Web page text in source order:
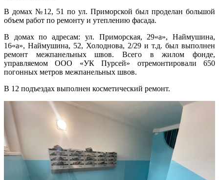
В домах №12, 51 по ул. Приморской был проделан большой
объем работ по ремонту и утеплению фасада.
В домах по адресам: ул. Приморская, 29«а», Наймушина,
16«а», Наймушина, 52, Холоднова, 2/29 и т.д. был выполнен
ремонт межпанельных швов. Всего в жилом фонде,
управляемом ООО «УК Пурсей» отремонтировали 650
погонных метров межпанельных швов.
В 12 подъездах выполнен косметический ремонт.